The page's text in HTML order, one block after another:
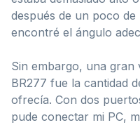
después de un poco
encontré el ángulo
Sin embargo, una gran
BR277 fue la cantidad
ofrecía. Con dos
pude conectar mi PC,